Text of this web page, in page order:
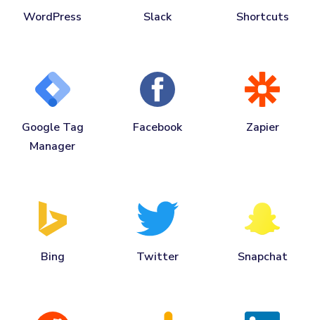
WordPress Slack Shortcuts
Google Tag
Manager
Facebook Zapier
Bing Twitter Snapchat